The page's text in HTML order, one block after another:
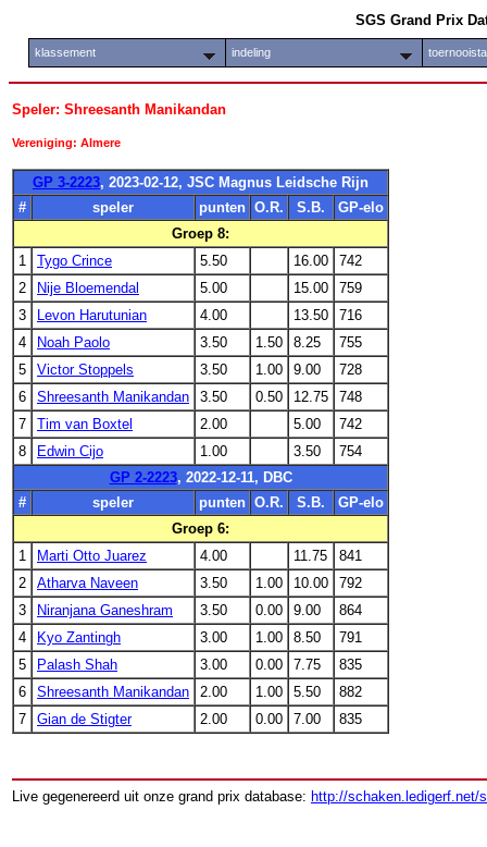
SGS Grand Prix
klassement indeling
Speler: Shreesanth Manikandan
Vereniging: Almere
GP 3-2223, 2023-02-12, JSC Magnus Leidsche Rijn
#
speler punten O.R. S.B.
GP-elo
Groep 8:
1
Tygo Crince 5.50 16.00
742
2
Nije Bloemendal 5.00 15.00
759
3
Levon Harutunian 4.00 13.50
716
4
Noah Paolo 3.50 1.50 8.25
755
5
Victor Stoppels 3.50 1.00 9.00
728
6
Shreesanth Manikandan 3.50 0.50 12.75
748
7
Tim van Boxtel 2.00 5.00
742
8
Edwin Cijo 1.00 3.50
754
GP 2-2223, 2022-12-11, DBC
#
speler punten O.R. S.B.
GP-elo
Groep 6:
1
Marti Otto Juarez 4.00 11.75
841
2
Atharva Naveen 3.50 1.00 10.00
792
3
Niranjana Ganeshram 3.50 0.00 9.00
864
4
Kyo Zantingh 3.00 1.00 8.50
791
5
Palash Shah 3.00 0.00 7.75
835
6
Shreesanth Manikandan 2.00 1.00 5.50
882
7
Gian de Stigter 2.00 0.00 7.00 835
Live gegenereerd uit onze grand prix database: http://schaken.ledigerf.net/